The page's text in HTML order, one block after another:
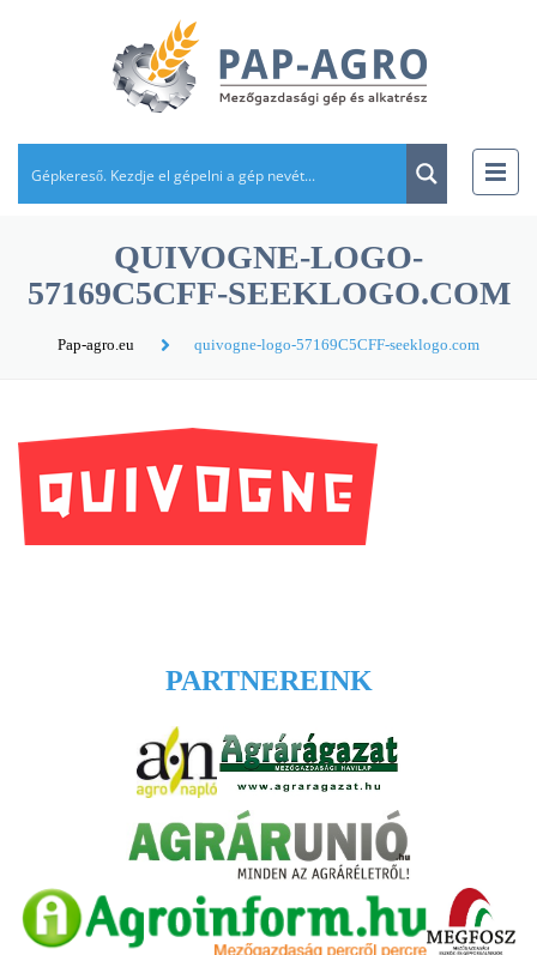
QUIVOGNE-LOGO-
57169C5CFF-SEEKLOGO.COM
Pap-agro.eu quivogne-logo-57169C5CFF-seeklogo.com
PARTNEREINK